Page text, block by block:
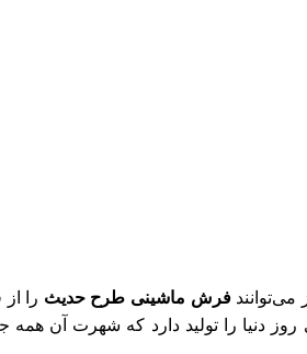
فرش ماشینی طرح حدیث را
دنیا را تولید دارد که شهرت آن همه